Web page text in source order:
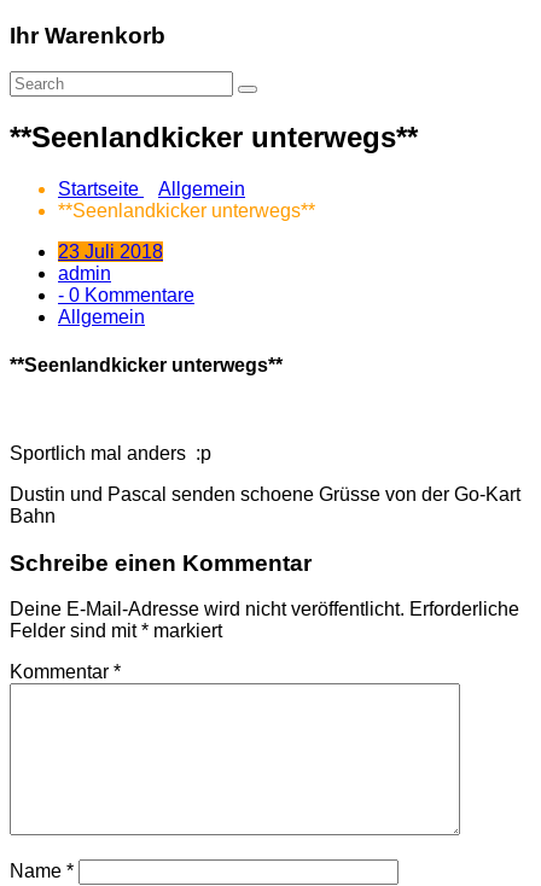
Ihr Warenkorb
**Seenlandkicker unterwegs**
Startseite
Allgemein
**Seenlandkicker unterwegs**
23 Juli 2018
admin
- 0 Kommentare
Allgemein
**Seenlandkicker unterwegs**
Sportlich mal anders :p
Dustin und Pascal senden schoene Grüsse von der Go-Kart
Bahn
Schreibe einen Kommentar
Deine E-Mail-Adresse wird nicht veröffentlicht. Erforderliche
Felder sind mit* markiert
Kommentar *
Name *